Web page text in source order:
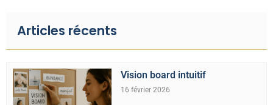
Articles récents
Vision board intuitif
16 février 2026